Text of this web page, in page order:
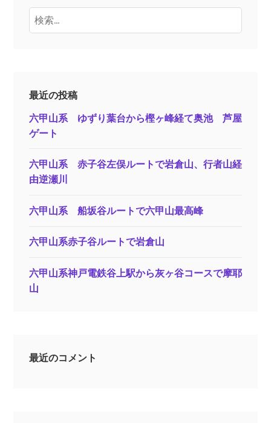
検
索:
最近の投稿
六甲山系 ゆずり葉台から樫ヶ峰経て奥池 芦屋
ゲート
六甲山系 赤子谷左俣ルートで岩倉山、行者山経
由逆瀬川
六甲山系 船坂谷ルートで六甲山最高峰
六甲山系赤子谷ルートで岩倉山
六甲山系神戸電鉄谷上駅から灰ヶ谷コースで摩耶
山
最近のコメント